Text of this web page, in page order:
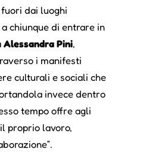
dai luoghi
chiunque di entrare in
Alessandra Pini,
i manifesti
culturali e sociali che
invece dentro
tempo offre agli
proprio lavoro,